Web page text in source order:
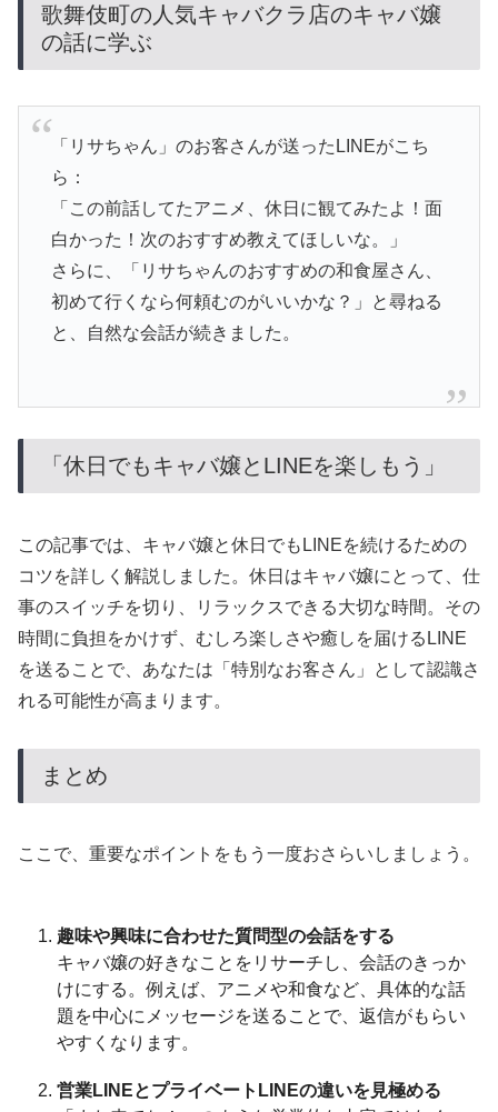
歌舞伎町の人気キャバクラ店のキャバ嬢
の話に学ぶ
「リサちゃん」のお客さんが送ったLINEがこち
ら：
「この前話してたアニメ、休日に観てみたよ！面
白かった！次のおすすめ教えてほしいな。」
さらに、「リサちゃんのおすすめの和食屋さん、
初めて行くなら何頼むのがいいかな？」と尋ねる
と、自然な会話が続きました。
「休日でもキャバ嬢とLINEを楽しもう」
この記事では、キャバ嬢と休日でもLINEを続けるための
コツを詳しく解説しました。休日はキャバ嬢にとって、仕
事のスイッチを切り、リラックスできる大切な時間。その
時間に負担をかけず、むしろ楽しさや癒しを届けるLINE
を送ることで、あなたは「特別なお客さん」として認識さ
れる可能性が高まります。
まとめ
ここで、重要なポイントをもう一度おさらいしましょう。
趣味や興味に合わせた質問型の会話をする
キャバ嬢の好きなことをリサーチし、会話のきっか
けにする。例えば、アニメや和食など、具体的な話
題を中心にメッセージを送ることで、返信がもらい
やすくなります。
営業LINEとプライベートLINEの違いを見極める